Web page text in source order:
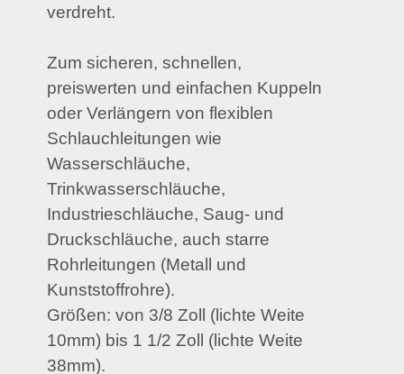
verdreht.
Zum sicheren, schnellen,
preiswerten und einfachen Kuppeln
oder Verlängern von flexiblen
Schlauchleitungen wie
Wasserschläuche,
Trinkwasserschläuche,
Industrieschläuche, Saug- und
Druckschläuche, auch starre
Rohrleitungen (Metall und
Kunststoffrohre).
Größen: von 3/8 Zoll (lichte Weite
10mm) bis 1 1/2 Zoll (lichte Weite
38mm).